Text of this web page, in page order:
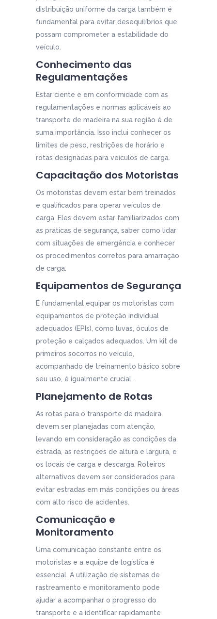
distribuição uniforme da carga também é
fundamental para evitar desequilíbrios que
possam comprometer a estabilidade do
veículo.
Conhecimento das
Regulamentações
Estar ciente e em conformidade com as
regulamentações e normas aplicáveis ao
transporte de madeira na sua região é de
suma importância. Isso inclui conhecer os
limites de peso, restrições de horário e
rotas designadas para veículos de carga.
Capacitação dos Motoristas
Os motoristas devem estar bem treinados
e qualificados para operar veículos de
carga. Eles devem estar familiarizados com
as práticas de segurança, saber como lidar
com situações de emergência e conhecer
os procedimentos corretos para amarração
de carga.
Equipamentos de Segurança
É fundamental equipar os motoristas com
equipamentos de proteção individual
adequados (EPIs), como luvas, óculos de
proteção e calçados adequados. Um kit de
primeiros socorros no veículo,
acompanhado de treinamento básico sobre
seu uso, é igualmente crucial.
Planejamento de Rotas
As rotas para o transporte de madeira
devem ser planejadas com atenção,
levando em consideração as condições da
estrada, as restrições de altura e largura, e
os locais de carga e descarga. Roteiros
alternativos devem ser considerados para
evitar estradas em más condições ou áreas
com alto risco de acidentes.
Comunicação e
Monitoramento
Uma comunicação constante entre os
motoristas e a equipe de logística é
essencial. A utilização de sistemas de
rastreamento e monitoramento pode
ajudar a acompanhar o progresso do
transporte e a identificar rapidamente